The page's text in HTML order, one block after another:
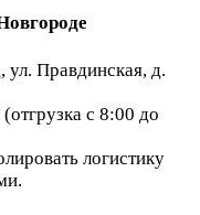
Правдинская, д.
с 8:00 до
логистику